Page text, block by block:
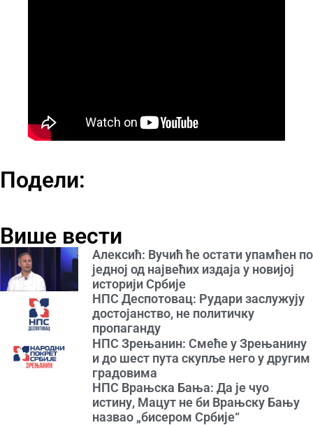
Подели:
Више вести
Алексић: Вучић ће остати упамћен по
једној од највећих издаја у новијој
историји Србије
НПС Деспотовац: Рудари заслужују
достојанство, не политичку
пропаганду
НПС Зрењанин: Смеће у Зрењанину
и до шест пута скупље него у другим
градовима
НПС Врањска Бања: Да је чуо
истину, Мацут не би Врањску Бању
назвао „бисером Србије“